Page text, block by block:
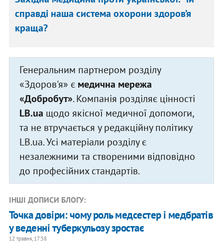
справді наша система охорони здоров’я
краща?
Генеральним партнером розділу
«Здоров'я» є медична мережа
«Добробут». Компанія розділяє цінності
LB.ua щодо якісної медичної допомоги,
та не втручається у редакційну політику
LB.ua. Усі матеріали розділу є
незалежними та створеними відповідно
до професійних стандартів.
ІНШІ ДОПИСИ БЛОГУ:
Точка довіри: чому роль медсестер і медбратів
у веденні туберкульозу зростає
12 травня, 17:58